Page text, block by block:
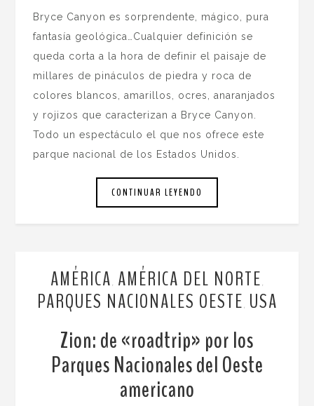
Bryce Canyon es sorprendente, mágico, pura
fantasía geológica…Cualquier definición se
queda corta a la hora de definir el paisaje de
millares de pináculos de piedra y roca de
colores blancos, amarillos, ocres, anaranjados
y rojizos que caracterizan a Bryce Canyon.
Todo un espectáculo el que nos ofrece este
parque nacional de los Estados Unidos.
CONTINUAR LEYENDO
AMÉRICA, AMÉRICA DEL NORTE,
PARQUES NACIONALES OESTE, USA
Zion: de «roadtrip» por los
Parques Nacionales del Oeste
americano